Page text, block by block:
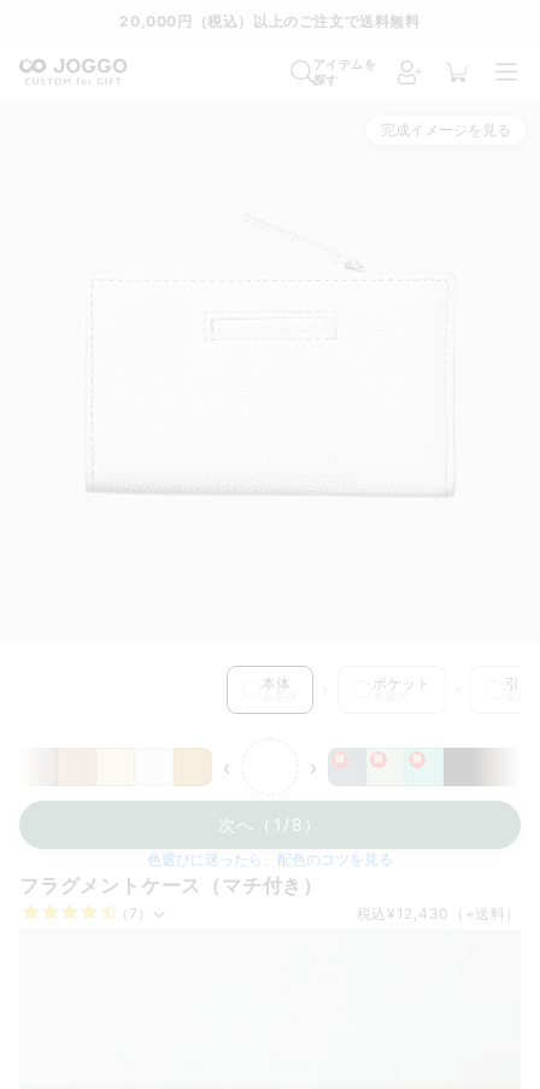
通常便 8/28 特急便 8/22 超特急便−
アイテムを
探す
完成イメージを見る
本体 ポケット 引き
限 限 限
‹ ›
フラグメントケース（マチ付き）
（7） 税込 ¥12,430 （+送料）
次へ（1/8）
色選びに迷ったら、配色のコツを見る